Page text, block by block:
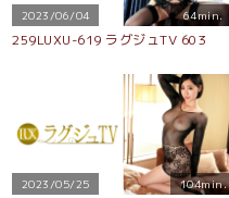
2023/06/04 64min.
259LUXU-619 ラグジュTV 603
2023/05/25 104min.